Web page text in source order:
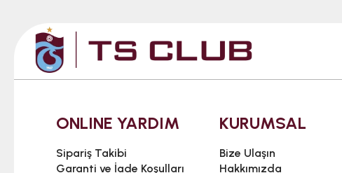
ONLINE YARDIM
Sipariş Takibi
Garanti ve İade Koşulları
KURUMSAL
Bize Ulaşın
Hakkımızda